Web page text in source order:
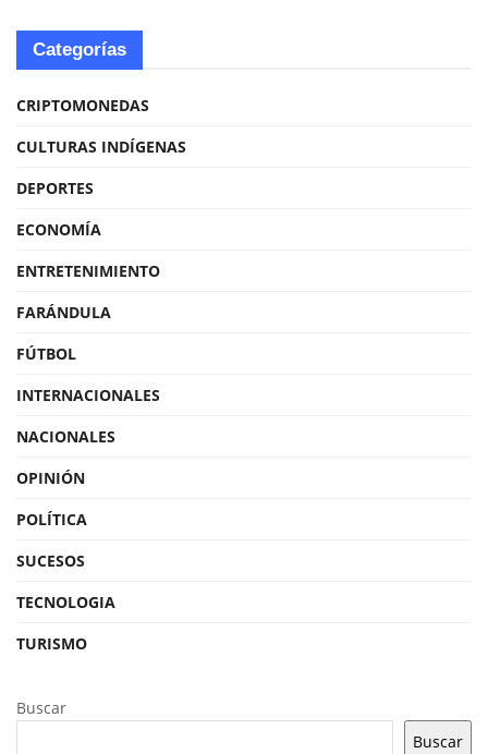
Categorías
CRIPTOMONEDAS
CULTURAS INDÍGENAS
DEPORTES
ECONOMÍA
ENTRETENIMIENTO
FARÁNDULA
FÚTBOL
INTERNACIONALES
NACIONALES
OPINIÓN
POLÍTICA
SUCESOS
TECNOLOGIA
TURISMO
Buscar
Buscar